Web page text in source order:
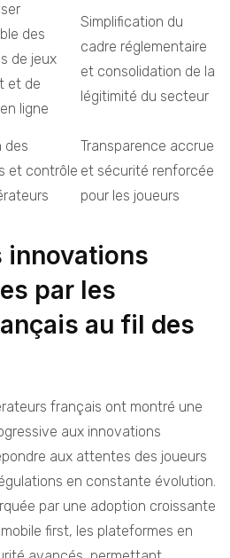
des
de jeux
et de
ligne
Simplification du
cadre réglementaire
et consolidation de la
légitimité du secteur
des
et contrôle
Transparence accrue
et sécurité renforcée
pour les joueurs
innovations
par les
au fil des
français ont montré une
aux innovations
aux attentes des joueurs
en constante évolution.
par une adoption croissante
first, les plateformes en